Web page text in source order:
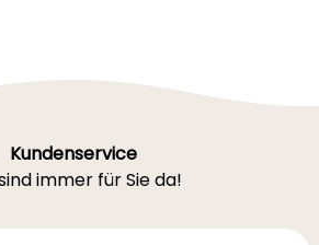
Kundenservice
immer für Sie da!